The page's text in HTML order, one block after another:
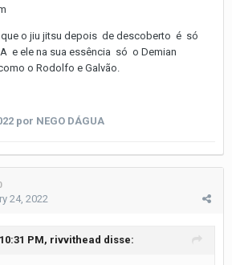
que o jiu jitsu depois de descoberto é só
e ele na sua essência só o Demian
o Rodolfo e Galvão.
por NEGO DÁGUA
24, 2022
PM, rivvithead disse: